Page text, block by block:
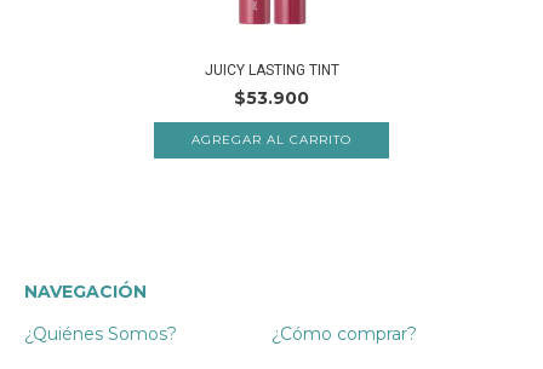
JUICY LASTING TINT
$53.900
AGREGAR AL CARRITO
NAVEGACIÓN
¿Quiénes Somos?
¿Cómo comprar?